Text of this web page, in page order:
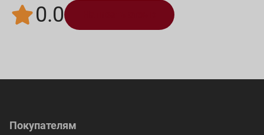
0.0
Покупателям